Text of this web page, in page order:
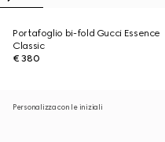
Portafoglio bi-fold Gucci Essence
Classic
€ 380
Personalizza con le iniziali